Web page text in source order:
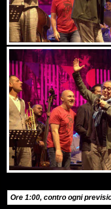
Ore 1:00, contro ogni